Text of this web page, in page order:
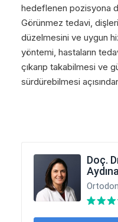
hedeflenen pozisyona
Görünmez tedavi,
düzelmesini ve uygun
yöntemi, hastaların
çıkarıp takabilmesi ve
sürdürebilmesi